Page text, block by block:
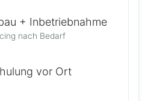
+ Inbetriebnahme
nach Bedarf
vor Ort